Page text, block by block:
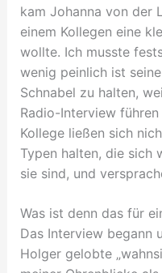
kam Johanna von der
einem Kollegen eine
wollte. Ich musste
wenig peinlich ist
Schnabel zu halten,
Radio-Interview
Kollege ließen sich
Typen halten, die sich
sie sind, und
Was ist denn das für
Das Interview begann
Holger gelobte